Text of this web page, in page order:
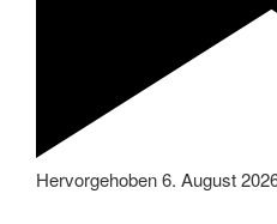
Hervorgehoben6. August